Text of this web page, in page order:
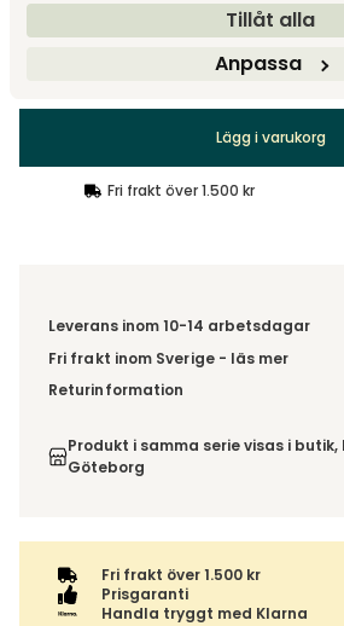
Tillåt alla
Anpassa
Lägg i varukorg
Fri frakt över 1.500 kr
Leverans inom 10-14 arbetsdagar
Fri frakt inom Sverige - läs mer
Denna vara skickas till ett ombud. Du
varan ihop med andra produkter
tillsammans med samma
Returinformation
order, enligt distansavtalslagen.
Produkt i samma serie visas i butik,
Göteborg
Fri frakt över 1.500 kr
Prisgaranti
Handla tryggt med Klarna